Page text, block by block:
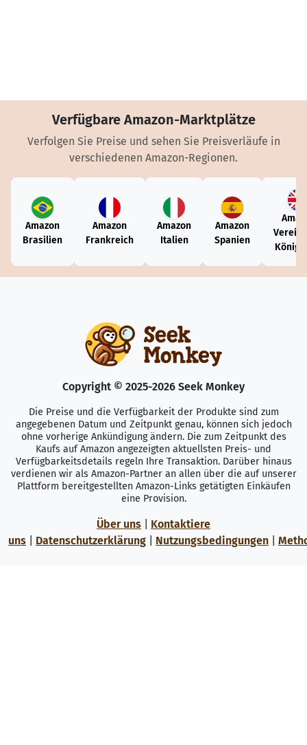
Verfügbare Amazon-Marktplätze
Verfolgen Sie Preise und sehen Sie Preisverläufe in
verschiedenen Amazon-Regionen.
Amazon
Brasilien
Amazon
Frankreich
Amazon
Italien
Amazon
Spanien
Copyright © 2025-2026 Seek Monkey
Die Preise und die Verfügbarkeit der Produkte sind zum
angegebenen Datum und Zeitpunkt genau, können sich jedoch
ohne vorherige Ankündigung ändern. Die zum Zeitpunkt des
Kaufs auf Amazon angezeigten aktuellsten Preis- und
Verfügbarkeitsdetails regeln Ihre Transaktion. Darüber hinaus
verdienen wir als Amazon-Partner an allen über die auf unserer
Plattform bereitgestellten Amazon-Links getätigten Einkäufen
eine Provision.
Über uns
Kontaktiere
uns
Datenschutzerklärung Nutzungsbedingungen